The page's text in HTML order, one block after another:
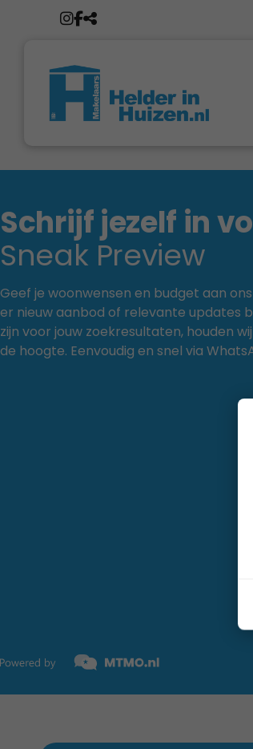
Schrijf jezelf in
Sneak Preview
Geef je woonwensen en budget aan
er nieuw aanbod of relevante updates
zijn voor jouw zoekresultaten, houden
de hoogte. Eenvoudig en snel via